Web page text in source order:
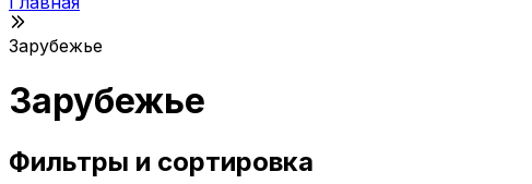
Зарубежье
Зарубежье
Фильтры и сортировка